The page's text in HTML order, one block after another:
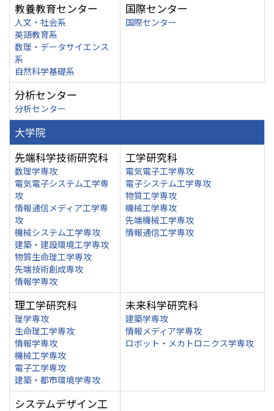
教養教育センター
人文・社会系
英語教育系
数理・データサイエンス
系
自然科学基礎系
国際センター
国際センター
分析センター
分析センター
大学院
先端科学技術研究科
数理学専攻
電気電子システム工学専
攻
情報通信メディア工学専
攻
機械システム工学専攻
建築・建設環境工学専攻
物質生命理工学専攻
先端技術創成専攻
情報学専攻
工学研究科
電気電子工学専攻
電子システム工学専攻
物質工学専攻
機械工学専攻
先端機械工学専攻
情報通信工学専攻
理工学研究科
理学専攻
生命理工学専攻
情報学専攻
機械工学専攻
電子工学専攻
建築・都市環境学専攻
未来科学研究科
建築学専攻
情報メディア学専攻
ロボット・メカトロニクス学専攻
システムデザイン工